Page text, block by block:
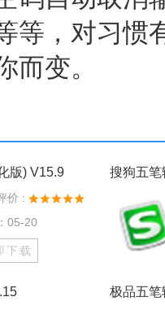
等，对习惯
而变。
版) V15.9
价 :
05-20
下载
搜狗五笔
极品五笔